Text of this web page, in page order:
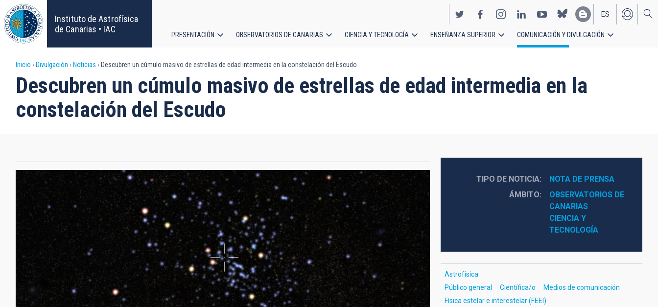
Pasar
al
contenido
principal
Instituto de Astrofísica
de Canarias • IAC
EN
ES
principal
PRESENTACIÓN OBSERVATORIOS DE CANARIAS CIENCIA Y TECNOLOGÍA ENSEÑANZA SUPERIOR COMUNICACIÓN Y DIVULGACIÓN
Sobrescribir
enlaces
de
a
la
navegación
Inicio Divulgación Noticias Descubren un cúmulo masivo de estrellas de edad intermedia en la constelación del Escudo
Descubren un cúmulo masivo de estrellas de edad intermedia en la
constelación del Escudo
TIPO DE NOTICIA
NOTA DE PRENSA
ÁMBITO
OBSERVATORIOS DE
CANARIAS
CIENCIA Y
TECNOLOGÍA
Astrofísica
Público general
Científica/o
Medios de comunicación
Física estelar e interestelar (FEEI)